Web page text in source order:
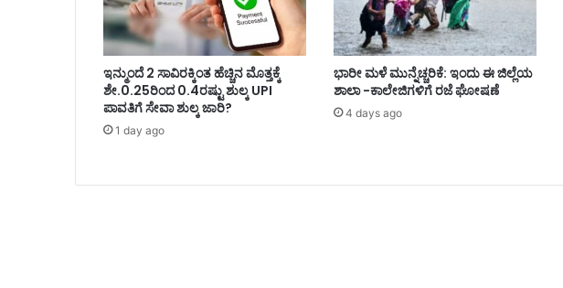
ಇನ್ಮುಂದೆ 2 ಸಾವಿರಕ್ಕಿಂತ ಹೆಚ್ಚಿನ ಮೊತ್ತಕ್ಕೆ
ಶೇ.0.25ರಿಂದ 0.4ರಷ್ಟು ಶುಲ್ಕ UPI
ಪಾವತಿಗೆ ಸೇವಾ ಶುಲ್ಕ ಜಾರಿ?
1 day ago
ಭಾರೀ ಮಳೆ ಮುನ್ನೆಚ್ಚರಿಕೆ: ಇಂದು ಈ ಜಿಲ್ಲೆಯ
ಶಾಲಾ -ಕಾಲೇಜಿಗಳಿಗೆ ರಜೆ ಘೋಷಣೆ
4 days ago